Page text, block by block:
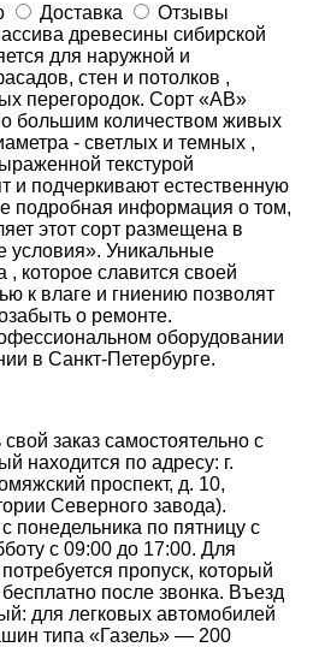
Доставка
Отзывы
древесины сибирской
для наружной и
стен и потолков ,
перегородок. Сорт «АВ»
большим количеством живых
- светлых и темных ,
текстурой
и подчеркивают естественную
подробная информация о том,
этот сорт размещена в
условия». Уникальные
, которое славится своей
к влаге и гниению позволят
о ремонте.
оборудовании
в Санкт-Петербурге.
заказ самостоятельно с
находится по адресу: г.
проспект, д. 10,
Северного завода).
понедельника по пятницу с
с 09:00 до 17:00. Для
пропуск, который
после звонка. Въезд
для легковых автомобилей
типа «Газель» — 200